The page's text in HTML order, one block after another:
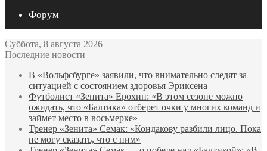
Форум
Суббота, 8 августа 2026
Последние новости
В «Вольфсбурге» заявили, что внимательно следят за
ситуацией с состоянием здоровья Эриксена
Футболист «Зенита» Ерохин: «В этом сезоне можно
ожидать, что «Балтика» отберет очки у многих команд и
займет место в восьмерке»
Тренер «Зенита» Семак: «Кондакову разбили лицо. Пока
не могу сказать, что с ним»